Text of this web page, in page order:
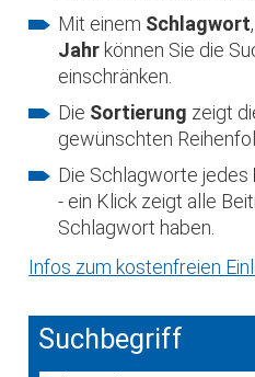
Mit einem Schlagwort
Jahr können Sie die
einschränken.
Die Sortierung zeigt
gewünschten
Die Schlagworte jedes
- ein Klick zeigt alle
Schlagwort haben.
Infos zum kostenfreien
Suchbegriff